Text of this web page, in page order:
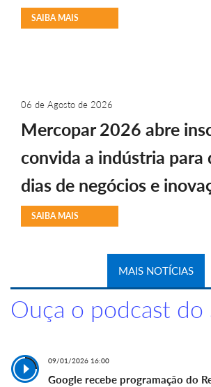
SAIBA MAIS
06 de Agosto de 2026
Mercopar 2026 abre
convida a indústria para
dias de negócios e
SAIBA MAIS
MAIS NOTÍCIAS
Ouça o podcast do
09/01/2026 16:00
Google recebe programação do